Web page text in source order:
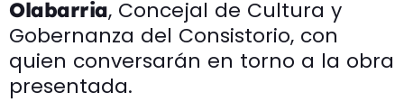
Olabarria, Concejal de Cultura y
Gobernanza del Consistorio, con
quien conversarán en torno a la obra
presentada.